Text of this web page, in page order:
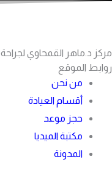
مركز د.ماهر القمحاوي
روابط الموقع
من نحن
أقسام العيادة
حجز موعد
مكتبة الميديا
المدونة